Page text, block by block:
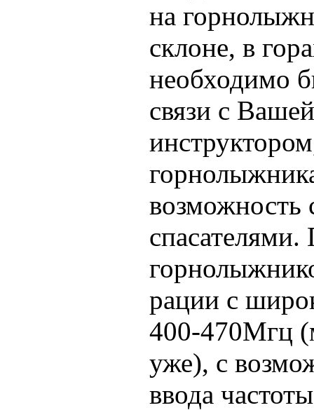
на
склоне, в
необходимо
связи с
возможность
рации с
400-470Мгц
уже), с
ввода